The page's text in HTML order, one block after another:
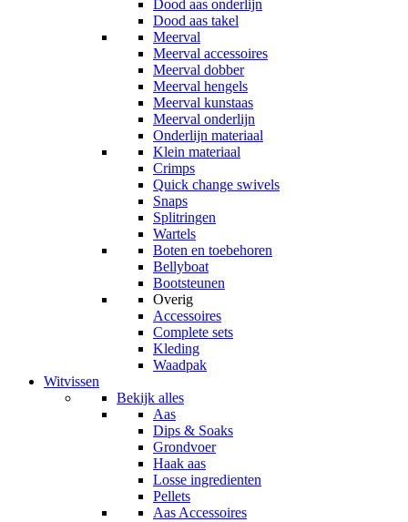
Dood aas onderlijn
Dood aas takel
Meerval
Meerval accessoires
Meerval dobber
Meerval hengels
Meerval kunstaas
Meerval onderlijn
Onderlijn materiaal
Klein materiaal
Crimps
Quick change swivels
Snaps
Splitringen
Wartels
Boten en toebehoren
Bellyboat
Bootsteunen
Overig
Accessoires
Complete sets
Kleding
Waadpak
Witvissen
Bekijk alles
Aas
Dips & Soaks
Grondvoer
Haak aas
Losse ingredienten
Pellets
Aas Accessoires